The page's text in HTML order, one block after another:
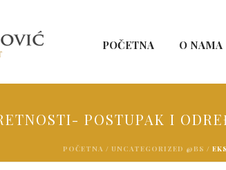
POČETNA O NAMA
POSTUPAK I
POČETNA / UNCATEGORIZED @BS /